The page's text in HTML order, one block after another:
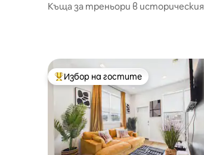
Къща за треньори в историческия
Най-популярен избор на гостите
Избор на гостите